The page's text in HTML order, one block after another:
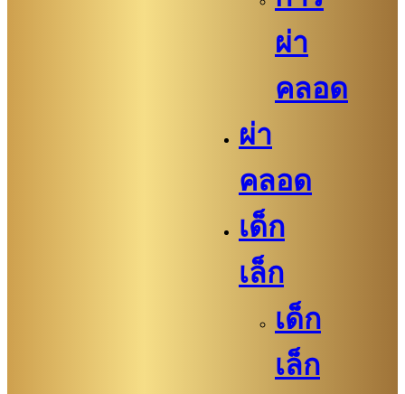
ผ่า
คลอด
ผ่า
คลอด
เด็ก
เล็ก
เด็ก
เล็ก